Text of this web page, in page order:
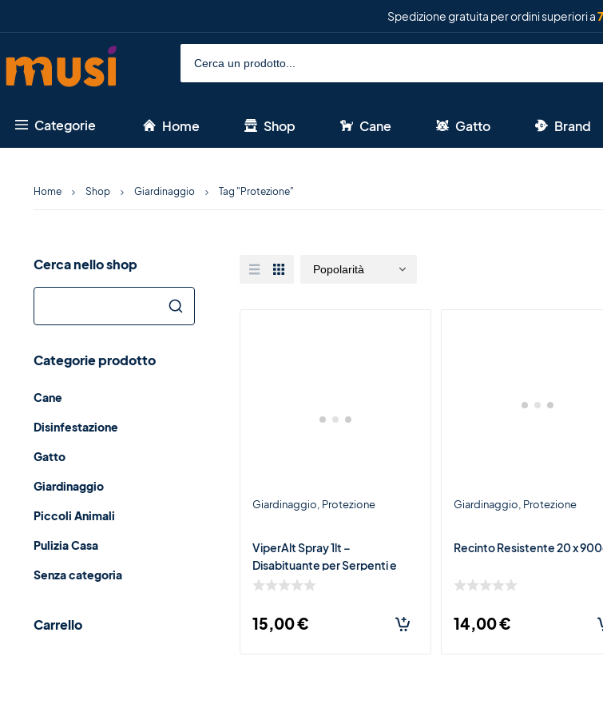
Spedizione gratuita per ordini superiori a
Categorie Home Shop Cane Gatto Brand
Home Shop Giardinaggio Tag "Protezione"
Cerca nello shop
Categorie prodotto
Cane
Disinfestazione
Gatto
Giardinaggio
Piccoli Animali
Pulizia Casa
Senza categoria
Carrello
Giardinaggio Protezione
ViperAlt Spray 1lt –
Disabituante per Serpenti e
Rettili
15,00€
Giardinaggio Protezione
Recinto Resistente 20 x
14,00€